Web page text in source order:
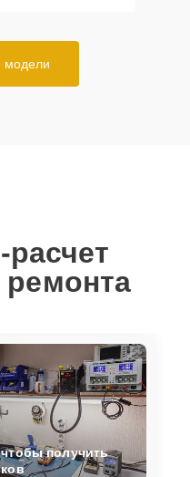
модели
получить